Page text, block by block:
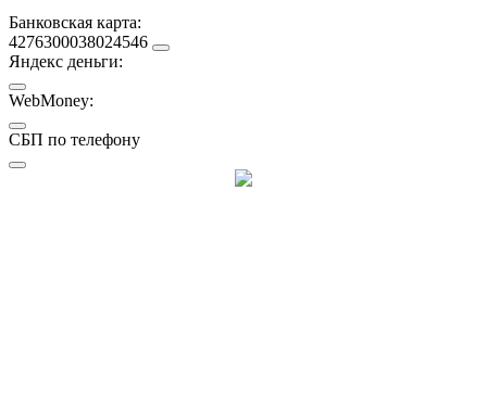
Банковская карта:
4276300038024546
Яндекс деньги:
WebMoney:
СБП по телефону